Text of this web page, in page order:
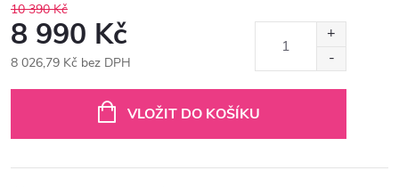
10 390 Kč
8 990 Kč
8 026,79 Kč bez DPH
VLOŽIT DO KOŠÍKU